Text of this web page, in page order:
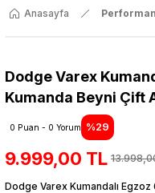
Anasayfa
Dodge Varex
Kumanda Beyni Çift
0 Puan - 0 Yorum %29
9.999,00 TL
Dodge Varex Kumandalı